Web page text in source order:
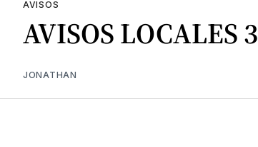
AVISOS
AVISOS LOCALES 3
JONATHAN